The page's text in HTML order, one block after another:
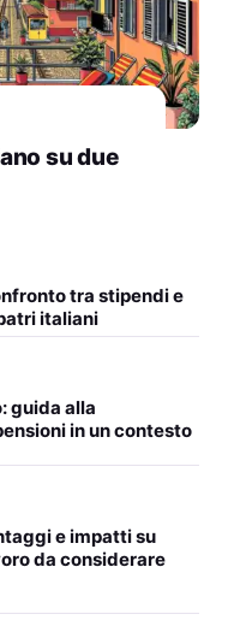
su due
tra stipendi e
italiani
guida alla
in un contesto
e impatti su
da considerare